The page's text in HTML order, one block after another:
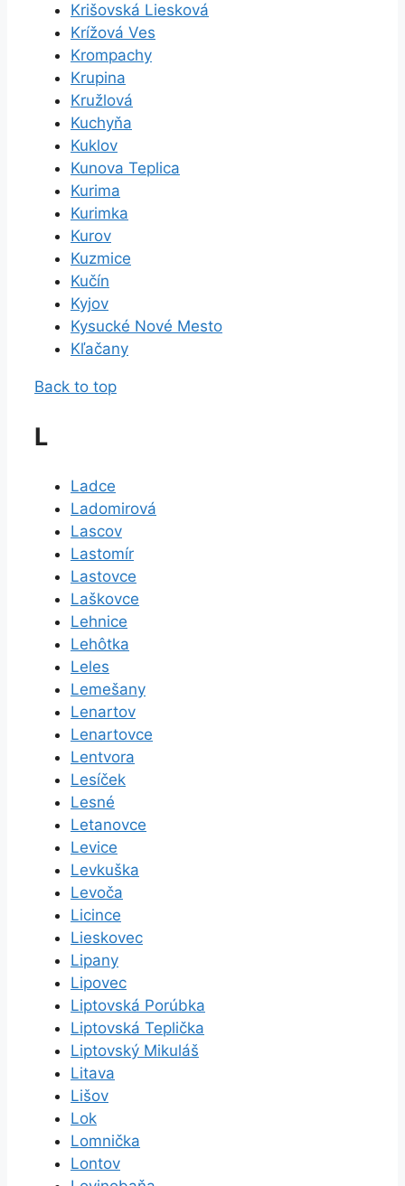
Krišovská Liesková
Krížová Ves
Krompachy
Krupina
Kružlová
Kuchyňa
Kuklov
Kunova Teplica
Kurima
Kurimka
Kurov
Kuzmice
Kučín
Kyjov
Kysucké Nové Mesto
Kľačany
Back to top
L
Ladce
Ladomirová
Lascov
Lastomír
Lastovce
Laškovce
Lehnice
Lehôtka
Leles
Lemešany
Lenartov
Lenartovce
Lentvora
Lesíček
Lesné
Letanovce
Levice
Levkuška
Levoča
Licince
Lieskovec
Lipany
Lipovec
Liptovská Porúbka
Liptovská Teplička
Liptovský Mikuláš
Litava
Lišov
Lok
Lomnička
Lontov